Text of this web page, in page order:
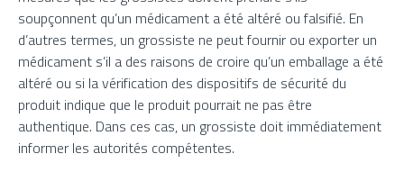
soupçonnent qu’un médicament a été altéré ou falsifié. En
d’autres termes, un grossiste ne peut fournir ou exporter un
médicament s’il a des raisons de croire qu’un emballage a été
altéré ou si la vérification des dispositifs de sécurité du
produit indique que le produit pourrait ne pas être
authentique. Dans ces cas, un grossiste doit immédiatement
informer les autorités compétentes.